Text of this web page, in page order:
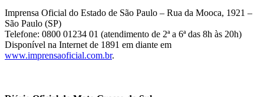
Imprensa Oficial do Estado de São Paulo – Rua da Mooca, 1921 –
São Paulo (SP)
Telefone: 0800 01234 01 (atendimento de 2ª a 6ª das 8h às 20h)
Disponível na Internet de 1891 em diante em
www.imprensaoficial.com.br.